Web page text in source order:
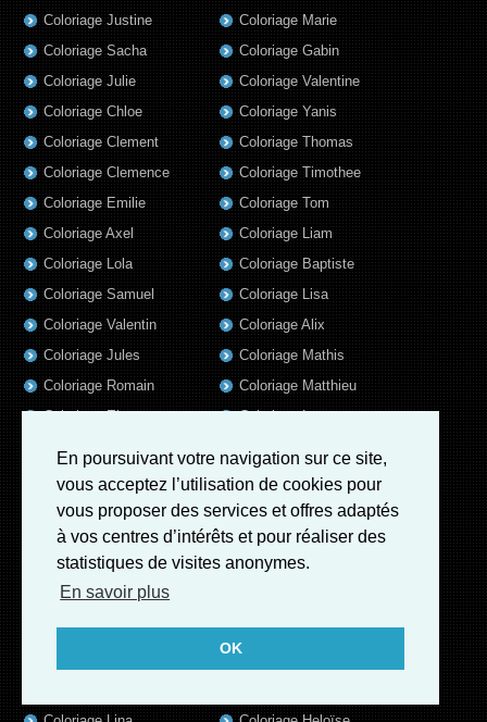
En poursuivant votre navigation sur ce site,
vous acceptez l’utilisation de cookies pour
vous proposer des services et offres adaptés
à vos centres d’intérêts et pour réaliser des
statistiques de visites anonymes.
En savoir plus
OK
Coloriage Justine
Coloriage Sacha
Coloriage Julie
Coloriage Chloe
Coloriage Clement
Coloriage Clemence
Coloriage Emilie
Coloriage Axel
Coloriage Lola
Coloriage Samuel
Coloriage Valentin
Coloriage Jules
Coloriage Romain
Coloriage Elsa
Coloriage Garance
Coloriage Victoire
Coloriage Eleonore
Coloriage Marius
Coloriage Louis
Coloriage Ava
Coloriage Marie
Coloriage Gabin
Coloriage Valentine
Coloriage Yanis
Coloriage Thomas
Coloriage Timothee
Coloriage Tom
Coloriage Liam
Coloriage Baptiste
Coloriage Lisa
Coloriage Alix
Coloriage Mathis
Coloriage Matthieu
Coloriage Luna
Coloriage Jeanne
Coloriage Guillaume
Coloriage Benjamin
Coloriage Salome
Coloriage Ulysse